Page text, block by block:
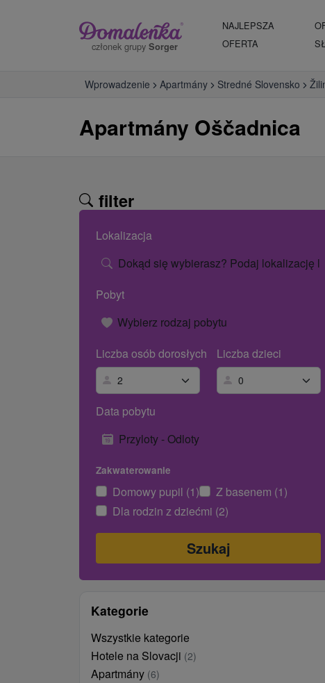
członek grupy Sorger
NAJLEPSZA
OFERTA
Wprowadzenie Apartmány Stredné Slovensko
Apartmány Oščadnica
filter
Lokalizacja
Dokąd się wybierasz? Podaj lokalizację
Pobyt
Wybierz rodzaj pobytu
Liczba osób dorosłych
Liczba dzieci
Data pobytu
Przyloty - Odloty
Zakwaterowanie
Domowy pupil (1)
Z basenem (1)
Dla rodzin z dziećmi (2)
Kategorie
Wszystkie kategorie
Hotele na Slovacji (2)
Apartmány (6)